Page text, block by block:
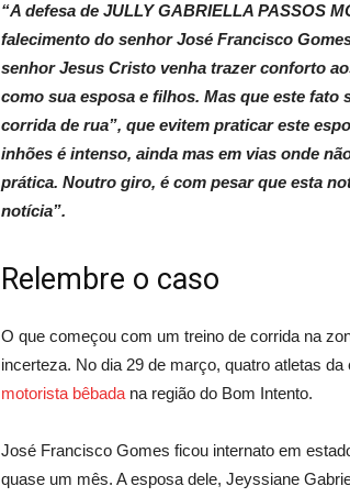
“A defesa de JULLY GABRIELLA PASSOS
falecimento do senhor José Francisco
senhor Jesus Cristo venha trazer conforto
como sua esposa e filhos. Mas que este
corrida de rua”, que evitem praticar este
inhões é intenso, ainda mas em vias onde
prática. Noutro giro, é com pesar que esta
notícia”.
Relembre o caso
O que começou com um treino de corrida na
incerteza. No dia 29 de março, quatro atletas da
motorista bêbada na região do Bom Intento.
José Francisco Gomes ficou internato em
quase um mês. A esposa dele, Jeyssiane